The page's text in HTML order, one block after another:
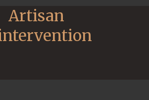
Artisan